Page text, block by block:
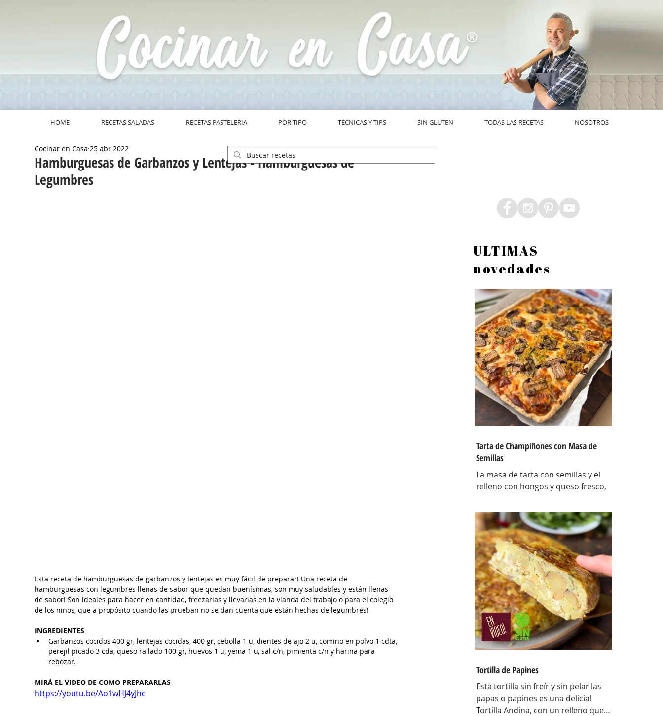
HOME RECETAS SALADAS RECETAS PASTELERIA POR TIPO TÉCNICAS Y TIPS SIN GLUTEN TODAS LAS RECETAS NOSOTROS
Hamburguesas de Garbanzos y Lentejas - Hamburguesas de
Legumbres
Cocinar en Casa 25 abr 2022
Esta receta de hamburguesas de garbanzos y lentejas es muy fácil de preparar! Una receta de
hamburguesas con legumbres llenas de sabor que quedan buenísimas, son muy saludables y están llenas
de sabor! Son ideales para hacer en cantidad, freezarlas y llevarlas en la vianda del trabajo o para el colegio
de los niños, que a propósito cuando las prueban no se dan cuenta que están hechas de legumbres!
INGREDIENTES
Garbanzos cocidos 400 gr, lentejas cocidas, 400 gr, cebolla 1 u, dientes de ajo 2 u, comino en polvo 1 cdta,
perejil picado 3 cda, queso rallado 100 gr, huevos 1 u, yema 1 u, sal c/n, pimienta c/n y harina para
rebozar.
MIRÁ EL VIDEO DE COMO PREPARARLAS
https://youtu.be/Ao1wHJ4yJhc
ULTIMAS
novedades
Tarta de Champiñones con Masa de
Semillas
La masa de tarta con semillas y el
relleno con hongos y queso fresco,
una masa bien crocante con un
relleno con mucho sabor y bien
cremoso. INGREDIENTES Para la
masa: Harina 0000 280 gr, manteca
80 gr, mix de semillas (puse girasol,
lino y sesamo) 50 gr y agua 100 gr.
Para el relleno: Cebollas 2 u, queso
cremoso 200 gr, hongos fileteados
100 gr, huevos 3 u, tomillo 3/4 de
cdta, sal c/n, pimienta negra c/n,
crema de leche 200 gr y la par
Tortilla de Papines
Esta tortilla sin freír y sin pelar las
papas o papines es una delicia!
Tortilla Andina, con un relleno que